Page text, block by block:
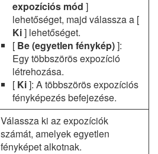
expozíciós mód ]
lehetőséget, majd válassza a [
Ki] lehetőséget.
[ Be (egyetlen fénykép)]:
Egy többszörös expozíció
létrehozása.
[ Ki]: A többszörös expozíciós
fényképezés befejezése.
Válassza ki az expozíciók
számát, amelyek egyetlen
fényképet alkotnak.